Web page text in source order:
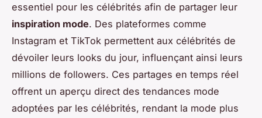
essentiel pour les célébrités afin de partager leur
inspiration mode. Des plateformes comme
Instagram et TikTok permettent aux célébrités de
dévoiler leurs looks du jour, influençant ainsi leurs
millions de followers. Ces partages en temps réel
offrent un aperçu direct des tendances mode
adoptées par les célébrités, rendant la mode plus